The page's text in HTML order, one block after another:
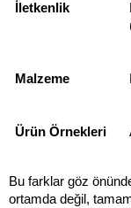
İletkenlik
Malzeme
Ürün Örnekleri
Bu farklar göz
ortamda değil,